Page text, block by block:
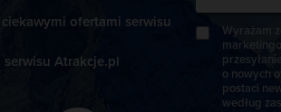
ofertami serwisu
Atrakcje.pl
Wyrażam
o nowych
postaci
według